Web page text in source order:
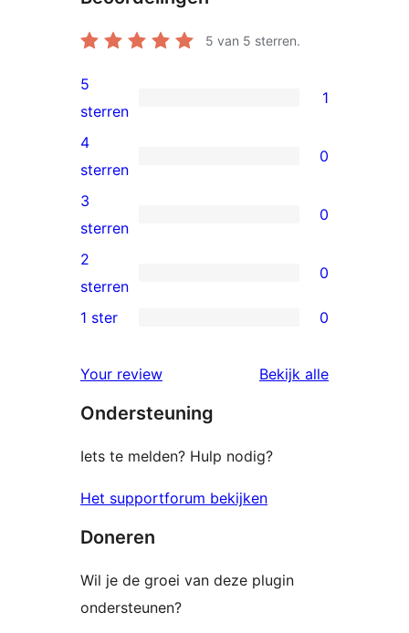
5 van 5 sterren.
1
5
ster
beoordeling
5
sterren
1
0
4
sterren
beoordeling
4
sterren
0
0
3
sterren
beoordeling
3
sterren
0
0
2
beoordeling
2
sterren
0
sterren
beoordeling
1 ster 0
Your review Bekijk alle
Ondersteuning
Iets te melden? Hulp nodig?
Het supportforum bekijken
Doneren
Wil je de groei van deze plugin
ondersteunen?